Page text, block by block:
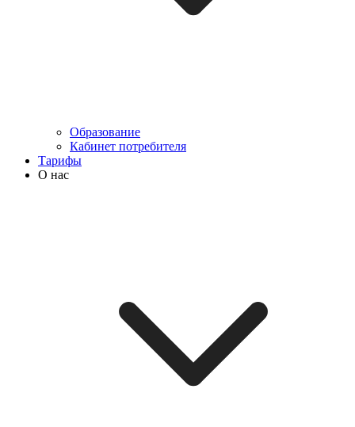
Образование
Кабинет потребителя
Тарифы
О нас